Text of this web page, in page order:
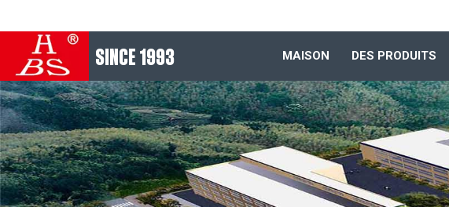
SINCE 1993 MAISON DES PRODUITS